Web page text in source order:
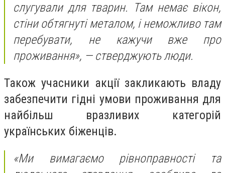
слугували для тварин. Там немає вікон,
стіни обтягнуті металом, і неможливо там
перебувати, не кажучи вже про
проживання», — стверджують люди.
Також учасники акції закликають владу
забезпечити гідні умови проживання для
найбільш вразливих категорій
українських біженців.
«Ми вимагаємо рівноправності та